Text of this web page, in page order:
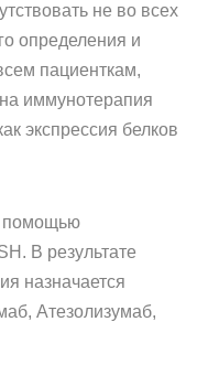
не во всех
определения и
пациенткам,
иммунотерапия
экспрессия белков
помощью
В результате
назначается
Атезолизумаб,